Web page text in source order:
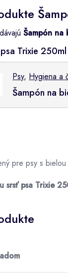
Šampón na
Trixie
Psy, Hygiena a
Šampón na
pre psy s
srsť psa Trixie